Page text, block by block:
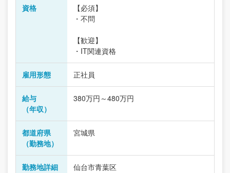
資格
【必須】
・不問
【歓迎】
・IT関連資格
雇用形態 正社員
給与
（年収）
380万円～480万円
都道府県
（勤務地）
宮城県
勤務地詳細 仙台市青葉区